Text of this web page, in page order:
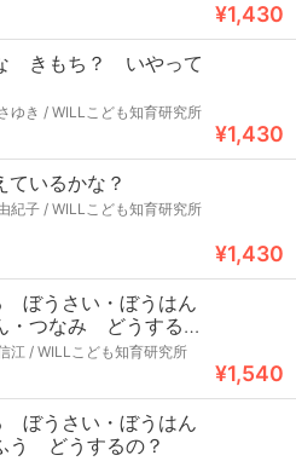
¥1,430
きもち？ いやって
ゆき / WILLこども知育研究所
¥1,430
ているかな？
紀子 / WILLこども知育研究所
¥1,430
ぼうさい・ぼうはん
・つなみ どうする
江 / WILLこども知育研究所
¥1,540
ぼうさい・ぼうはん
う どうするの？